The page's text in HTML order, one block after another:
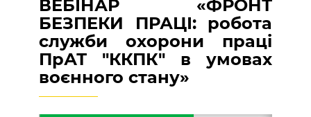
ВЕБІНАР «ФРОНТ
БЕЗПЕКИ ПРАЦІ: робота
служби охорони праці
ПрАТ "ККПК" в умовах
воєнного стану»